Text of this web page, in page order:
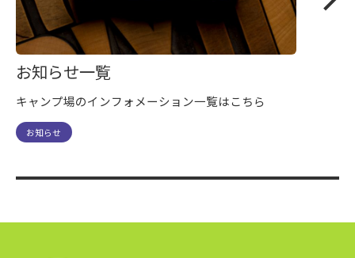
お知らせ一覧
キャンプ場のインフォメーション一覧はこちら
お知らせ